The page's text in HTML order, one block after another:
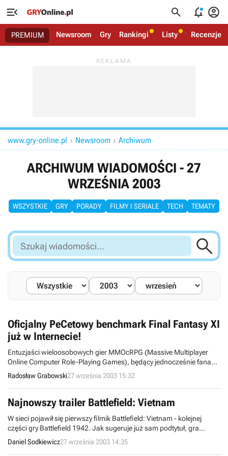
   
PREMIUM Newsroom Gry Rankingi Listy Recenzje
www.gry-online.pl  Newsroom  Archiwum
ARCHIWUM WIADOMOŚCI - 27
WRZEŚNIA 2003
WSZYSTKIE GRY PORADY FILMY I SERIALE TECH TEMATY
Szukaj
wiadomości...

Oficjalny PeCetowy benchmark Final Fantasy XI
już w Internecie!
Entuzjaści wieloosobowych gier MMOcRPG (Massive Multiplayer
Online Computer Role-Playing Games), będący jednocześnie fanami
kultowej serii Final Fantasy, z pewnością niecierpliwie oczekują
momentu zachodniej premiery jedenastej części tej sagi (debiut
edycji PeCetowej nastąpić ma pod koniec października bieżącego
roku, a później nadejdzie jeszcze wersja dla konsoli Sony PlayStation
2). Jeśli chcecie zbadać, czy Wasze komputery podołają
wspomnianemu produktowi, to pobierzcie z globalnej Sieci oficjalny
wirtualny tester o nazwie Vana'diel Bench 2.
Radosław Grabowski27 września 2003 15:32
Najnowszy trailer Battlefield: Vietnam
W sieci pojawił się pierwszy filmik Battlefield: Vietnam - kolejnej
części gry Battlefield 1942. Jak sugeruje już sam podtytuł, gra
opowiada o sławnej wojnie w Wietnamie (1964-1975), a dostępne
podczas rozgrywki bronie i pojazdy to kopie autentycznych urządzeń
Daniel Sodkiewicz27 września 2003 14:35